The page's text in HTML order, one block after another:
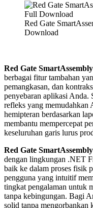
Red Gate
Download
Red Gate
berbagai fitur tambahan
pemangkasan, dan
penyebaran aplikasi Anda.
refleks yang memudahkan
hemipteran berdasarkan
membantu mempercepat
keseluruhan garis lurus
Red Gate
dengan lingkungan .NET
baik ke dalam proses fisik
pengguna yang intuitif
tingkat pengalaman untuk
tanpa kebingungan. Bagi
solid tanpa mengorbankan